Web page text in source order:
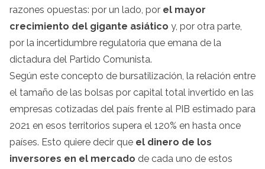
razones opuestas: por un lado, por el mayor
crecimiento del gigante asiático y, por otra parte,
por la incertidumbre regulatoria que emana de la
dictadura del Partido Comunista.
Según este concepto de bursatilización, la relación entre
el tamaño de las bolsas por capital total invertido en las
empresas cotizadas del país frente al PIB estimado para
2021 en esos territorios supera el 120% en hasta once
países. Esto quiere decir que el dinero de los
inversores en el mercado de cada uno de estos